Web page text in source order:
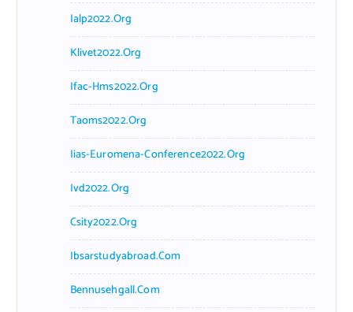
Ialp2022.org
Klivet2022.org
Ifac-Hms2022.org
Taoms2022.org
Iias-Euromena-Conference2022.org
Ivd2022.org
Csity2022.org
Ibsarstudyabroad.com
Bennusehgall.com